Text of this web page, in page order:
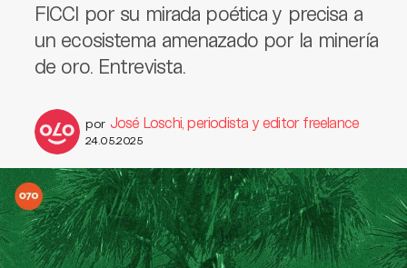
FICCI por su mirada poética y precisa a
un ecosistema amenazado por la minería
de oro. Entrevista.
por José Loschi, periodista y editor freelance
24.05.2025